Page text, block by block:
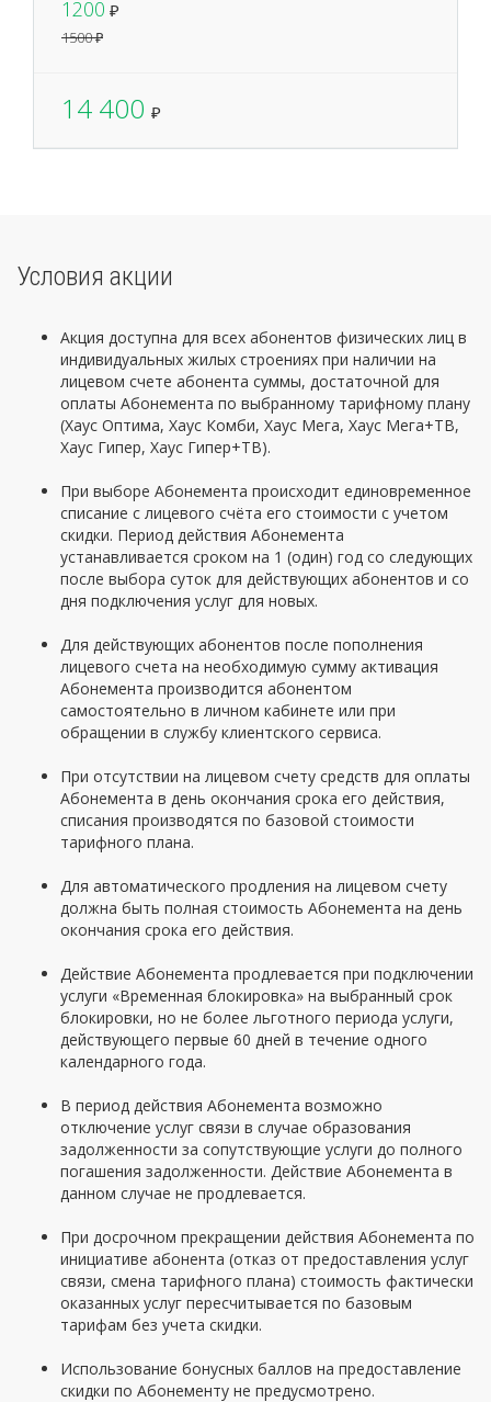
1200 ₽
1500 ₽
14 400 ₽
Условия акции
Акция доступна для всех абонентов физических лиц в
индивидуальных жилых строениях при наличии на
лицевом счете абонента суммы, достаточной для
оплаты Абонемента по выбранному тарифному плану
(Хаус Оптима, Хаус Комби, Хаус Мега, Хаус Мега+ТВ,
Хаус Гипер, Хаус Гипер+ТВ).
При выборе Абонемента происходит единовременное
списание с лицевого счёта его стоимости с учетом
скидки. Период действия Абонемента
устанавливается сроком на 1 (один) год со следующих
после выбора суток для действующих абонентов и со
дня подключения услуг для новых.
Для действующих абонентов после пополнения
лицевого счета на необходимую сумму активация
Абонемента производится абонентом
самостоятельно в личном кабинете или при
обращении в службу клиентского сервиса.
При отсутствии на лицевом счету средств для оплаты
Абонемента в день окончания срока его действия,
списания производятся по базовой стоимости
тарифного плана.
Для автоматического продления на лицевом счету
должна быть полная стоимость Абонемента на день
окончания срока его действия.
Действие Абонемента продлевается при подключении
услуги «Временная блокировка» на выбранный срок
блокировки, но не более льготного периода услуги,
действующего первые 60 дней в течение одного
календарного года.
В период действия Абонемента возможно
отключение услуг связи в случае образования
задолженности за сопутствующие услуги до полного
погашения задолженности. Действие Абонемента в
данном случае не продлевается.
При досрочном прекращении действия Абонемента по
инициативе абонента (отказ от предоставления услуг
связи, смена тарифного плана) стоимость фактически
оказанных услуг пересчитывается по базовым
тарифам без учета скидки.
Использование бонусных баллов на предоставление
скидки по Абонементу не предусмотрено.